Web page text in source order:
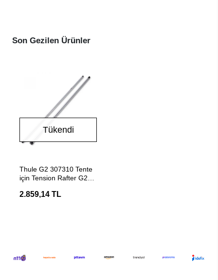
Son Gezilen Ürünler
Tükendi
Thule G2 307310 Tente
için Tension Rafter G2
2.859,14 TL